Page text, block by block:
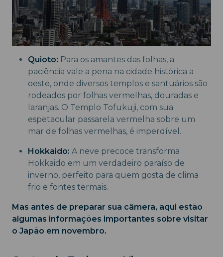
Quioto: Para os amantes das folhas, a
paciência vale a pena na cidade histórica a
oeste, onde diversos templos e santuários são
rodeados por folhas vermelhas, douradas e
laranjas. O Templo Tofukuji, com sua
espetacular passarela vermelha sobre um
mar de folhas vermelhas, é imperdível.
Hokkaido: A neve precoce transforma
Hokkaido em um verdadeiro paraíso de
inverno, perfeito para quem gosta de clima
frio e fontes termais.
Mas antes de preparar sua câmera, aqui estão
algumas informações importantes sobre visitar
o Japão em novembro.